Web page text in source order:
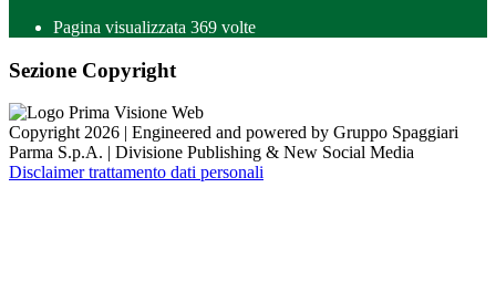
Pagina visualizzata 369 volte
Sezione Copyright
Copyright 2026 | Engineered and powered by Gruppo Spaggiari
Parma S.p.A. | Divisione Publishing & New Social Media
Disclaimer trattamento dati personali